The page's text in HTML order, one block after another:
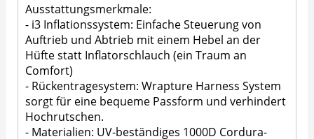
Ausstattungsmerkmale:
- i3 Inflationssystem: Einfache Steuerung von
Auftrieb und Abtrieb mit einem Hebel an der
Hüfte statt Inflatorschlauch (ein Traum an
Comfort)
- Rückentragesystem: Wrapture Harness System
sorgt für eine bequeme Passform und verhindert
Hochrutschen.
- Materialien: UV-beständiges 1000D Cordura-